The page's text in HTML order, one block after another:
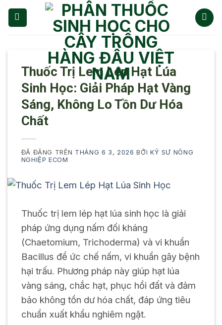
Chuyển
đến
Thuốc Trị Lem Lép Hạt Lúa
Sinh Học: Giải Pháp Hạt Vàng
Sáng, Không Lo Tồn Dư Hóa
Chất
ĐÃ ĐĂNG TRÊN THÁNG 6 3, 2026 BỞI KỸ SƯ NÔNG
NGHIỆP ECOM
Thuốc trị lem lép hạt lúa sinh học là giải
pháp ứng dụng nấm đối kháng
(Chaetomium, Trichoderma) và vi khuẩn
Bacillus để ức chế nấm, vi khuẩn gây bệnh
hại trấu. Phương pháp này giúp hạt lúa
vàng sáng, chắc hạt, phục hồi đất và đảm
bảo không tồn dư hóa chất, đáp ứng tiêu
chuẩn xuất khẩu nghiêm ngặt.